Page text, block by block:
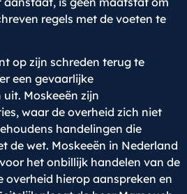
regels met de voeten te
op zijn schreden terug te
een gevaarlijke
Moskeeën zijn
waar de overheid zich niet
handelingen die
de wet. Moskeeën in Nederland
het onbillijk handelen van de
overheid hierop aanspreken en